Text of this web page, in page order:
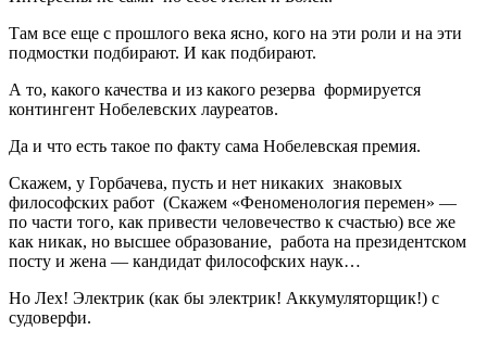
Там все еще с прошлого века ясно, кого на эти роли и на эти
подмостки подбирают. И как подбирают.
А то, какого качества и из какого резерва формируется
контингент Нобелевских лауреатов.
Да и что есть такое по факту сама Нобелевская премия.
Скажем, у Горбачева, пусть и нет никаких знаковых
философских работ (Скажем «Феноменология перемен» —
по части того, как привести человечество к счастью) все же
как никак, но высшее образование, работа на президентском
посту и жена — кандидат философских наук…
Но Лех! Электрик (как бы электрик! Аккумуляторщик!) с
судоверфи.